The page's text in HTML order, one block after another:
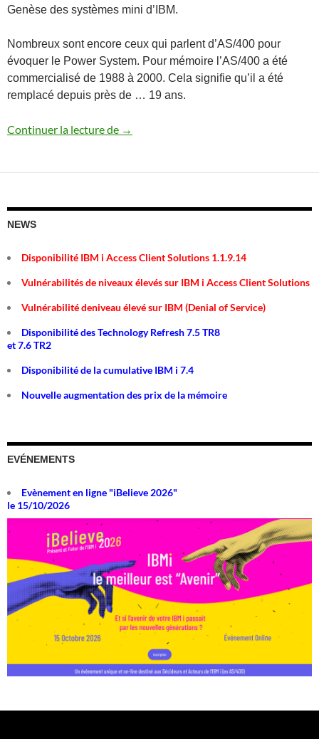
Genèse des systèmes mini d’IBM.
Nombreux sont encore ceux qui parlent d’AS/400 pour
évoquer le Power System. Pour mémoire l’AS/400 a été
commercialisé de 1988 à 2000. Cela signifie qu’il a été
remplacé depuis près de … 19 ans.
Continuer la lecture de Un peu d’histoire
→
NEWS
Disponibilité IBM i Access Client Solutions 1.1.9.14
Vulnérabilités de niveaux élevés sur IBM i Access Client Solutions
Vulnérabilité deniveau élevé sur IBM (Denial of Service)
Disponibilité des Technology Refresh 7.5 TR8
et 7.6 TR2
Disponibilité de la cumulative IBM i 7.4
Nouvelle augmentation des prix de la mémoire
EVÉNEMENTS
Evènement en ligne "iBelieve 2026"
le 15/10/2026